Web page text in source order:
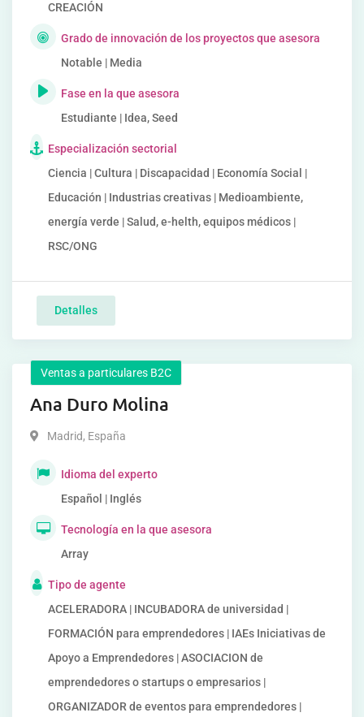
CREACIÓN
Grado de innovación de los proyectos que asesora
Notable | Media
Fase en la que asesora
Estudiante | Idea, Seed
Especialización sectorial
Ciencia | Cultura | Discapacidad | Economía Social |
Educación | Industrias creativas | Medioambiente,
energía verde | Salud, e-helth, equipos médicos |
RSC/ONG
Detalles
Ventas a particulares B2C
Ana Duro Molina
Madrid, España
Idioma del experto
Español | Inglés
Tecnología en la que asesora
Array
Tipo de agente
ACELERADORA | INCUBADORA de universidad |
FORMACIÓN para emprendedores | IAEs Iniciativas de
Apoyo a Emprendedores | ASOCIACION de
emprendedores o startups o empresarios |
ORGANIZADOR de eventos para emprendedores |